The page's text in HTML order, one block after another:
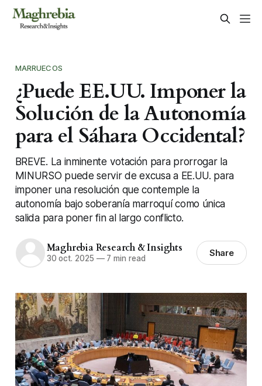
MARRUECOS
¿Puede EE.UU. Imponer la
Solución de la Autonomía
para el Sáhara Occidental?
BREVE. La inminente votación para prorrogar la
MINURSO puede servir de excusa a EE.UU. para
imponer una resolución que contemple la
autonomía bajo soberanía marroquí como única
salida para poner fin al largo conflicto.
Maghrebia Research & Insights
30 oct. 2025 —7 min read Share